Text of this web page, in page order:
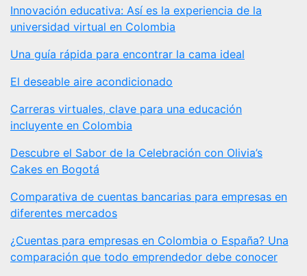
Innovación educativa: Así es la experiencia de la
universidad virtual en Colombia
Una guía rápida para encontrar la cama ideal
El deseable aire acondicionado
Carreras virtuales, clave para una educación
incluyente en Colombia
Descubre el Sabor de la Celebración con Olivia’s
Cakes en Bogotá
Comparativa de cuentas bancarias para empresas en
diferentes mercados
¿Cuentas para empresas en Colombia o España? Una
comparación que todo emprendedor debe conocer